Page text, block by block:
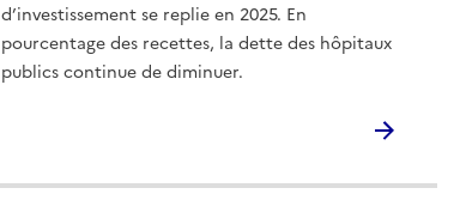
d’investissement se replie en 2025. En
pourcentage des recettes, la dette des hôpitaux
publics continue de diminuer.